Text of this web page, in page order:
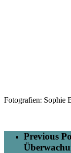
Fotografien: Sophie
Previous